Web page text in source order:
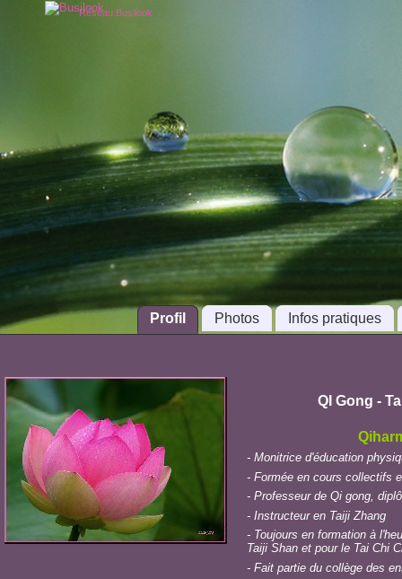
Réseau Busilook
Profil Photos Infos pratiques
QI Gong -
- Monitrice d'éducation
- Formée en cours collectifs
- Professeur de Qi gong,
- Instructeur en Taiji Zhang
- Toujours en formation à
Taiji Shan et pour le Tai Chi
- Fait partie du collège des